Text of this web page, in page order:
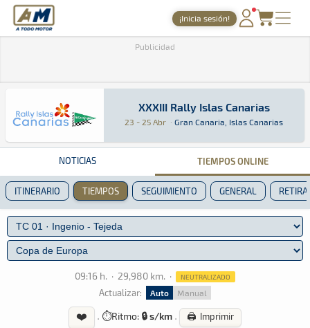
A Todo Motor · Revista del motor desde 1999
¡Inicia sesión!
NOTICIAS
AGENDA
GALERÍAS
TIENDA
ARCHIVO
Publicidad
XXXIII Rally Islas Canarias
XXXIII Rally Islas Canarias
23 - 25 Abr · Gran Canaria, Islas Canarias
Rally · XXXIII Rally Islas Canarias: Aquí
Gran Canaria, Islas CanariasGran Canaria,
NOTICIAS TIEMPOS ONLINE
ITINERARIO TIEMPOS SEGUIMIENTO GENERAL
09:16 h. · 29,980 km. · NEUTRALIZADO
Actualizar: Auto Manual
❤️ · ⏱️Ritmo: 🔒 s/km · 🖨️ Imprimir